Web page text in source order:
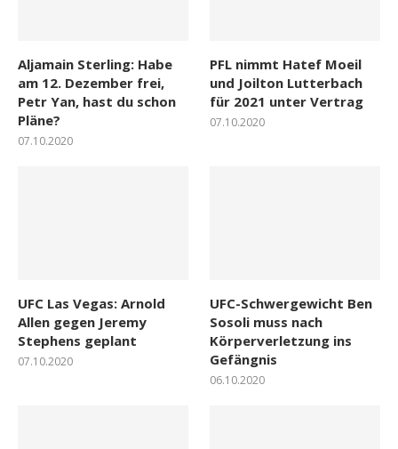
Aljamain Sterling: Habe
am 12. Dezember frei,
Petr Yan, hast du schon
Pläne?
07.10.2020
PFL nimmt Hatef Moeil
und Joilton Lutterbach
für 2021 unter Vertrag
07.10.2020
UFC Las Vegas: Arnold
Allen gegen Jeremy
Stephens geplant
07.10.2020
UFC-Schwergewicht Ben
Sosoli muss nach
Körperverletzung ins
Gefängnis
06.10.2020